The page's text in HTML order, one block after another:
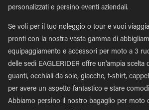
personalizzati e persino eventi aziendali.
Se voli per il tuo noleggio o tour e vuoi
pronti con la nostra vasta gamma di
equipaggiamento e accessori per moto a 3
delle sedi EAGLERIDER offre un'ampia scelta
guanti, occhiali da sole, giacche, t-shirt,
per avere un aspetto fantastico e stare
Abbiamo persino il nostro bagaglio per moto